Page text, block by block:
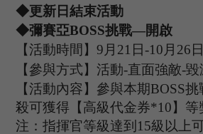
◆更新日結束活動
◆彌賽亞BOSS挑戰—開啟
【活動時間】9 月 21 日-10 月 26 日
【參與方式】 活動-直面強敵-毀
【活動內容】參與本期BOSS挑
殺可獲得【高級代金券*10】等
注：指揮官等級達到 15級以上